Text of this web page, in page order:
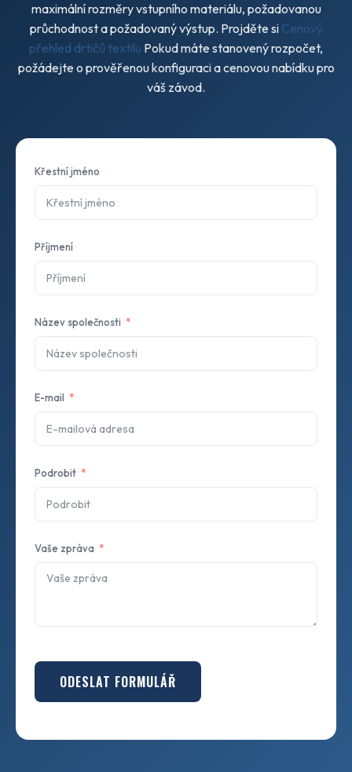
maximální rozměry vstupního materiálu, požadovanou
průchodnost a požadovaný výstup. Projděte si Cenový
přehled drtičů textilu Pokud máte stanovený rozpočet,
požádejte o prověřenou konfiguraci a cenovou nabídku pro
váš závod.
Křestní jméno
Příjmení
Název společnosti
E-mail
Podrobit
Vaše zpráva
ODESLAT FORMULÁŘ